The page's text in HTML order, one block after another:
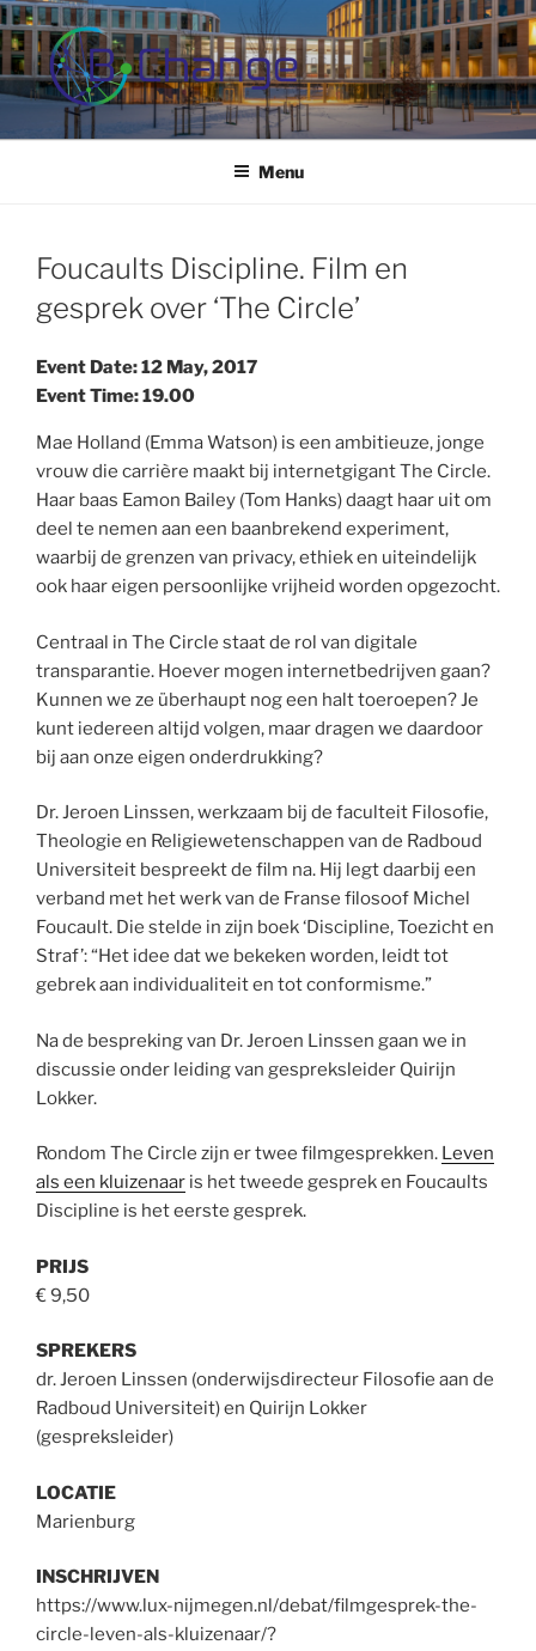
Skip
to
content
B-CHANGE
Study Association Behaviour Change
Menu
Foucaults Discipline. Film en
gesprek over ‘The Circle’
Event Date: 12 May, 2017
Event Time: 19.00
Mae Holland (Emma Watson) is een ambitieuze, jonge
vrouw die carrière maakt bij internetgigant The Circle.
Haar baas Eamon Bailey (Tom Hanks) daagt haar uit om
deel te nemen aan een baanbrekend experiment,
waarbij de grenzen van privacy, ethiek en uiteindelijk
ook haar eigen persoonlijke vrijheid worden opgezocht.
Centraal in The Circle staat de rol van digitale
transparantie. Hoever mogen internetbedrijven gaan?
Kunnen we ze überhaupt nog een halt toeroepen? Je
kunt iedereen altijd volgen, maar dragen we daardoor
bij aan onze eigen onderdrukking?
Dr. Jeroen Linssen, werkzaam bij de faculteit Filosofie,
Theologie en Religiewetenschappen van de Radboud
Universiteit bespreekt de film na. Hij legt daarbij een
verband met het werk van de Franse filosoof Michel
Foucault. Die stelde in zijn boek ‘Discipline, Toezicht en
Straf’: “Het idee dat we bekeken worden, leidt tot
gebrek aan individualiteit en tot conformisme.”
Na de bespreking van Dr. Jeroen Linssen gaan we in
discussie onder leiding van gespreksleider Quirijn
Lokker.
Rondom The Circle zijn er twee filmgesprekken. Leven
als een kluizenaar is het tweede gesprek en Foucaults
Discipline is het eerste gesprek.
PRIJS
€ 9,50
SPREKERS
dr. Jeroen Linssen (onderwijsdirecteur Filosofie aan de
Radboud Universiteit) en Quirijn Lokker
(gespreksleider)
LOCATIE
Marienburg
INSCHRIJVEN
https://www.lux-nijmegen.nl/debat/filmgesprek-the-
circle-leven-als-kluizenaar/?